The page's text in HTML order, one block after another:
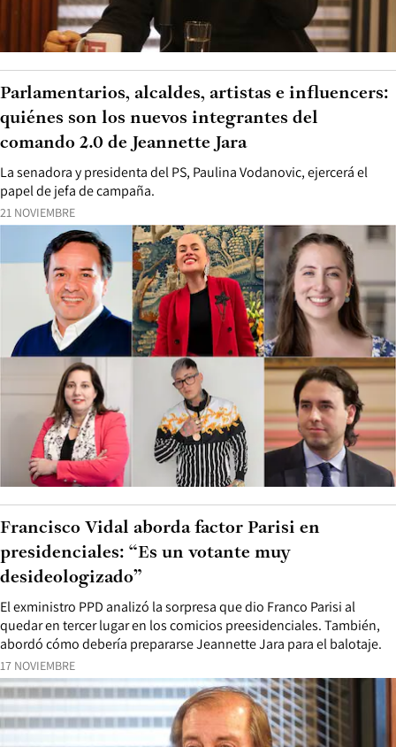
21 NOVIEMBRE
La senadora y presidenta del PS, Paulina Vodanovic, ejercerá el
papel de jefa de campaña.
Parlamentarios, alcaldes, artistas e influencers:
quiénes son los nuevos integrantes del
comando 2.0 de Jeannette Jara
17 NOVIEMBRE
El exministro PPD analizó la sorpresa que dio Franco Parisi al
quedar en tercer lugar en los comicios preesidenciales. También,
abordó cómo debería prepararse Jeannette Jara para el balotaje.
Francisco Vidal aborda factor Parisi en
presidenciales: “Es un votante muy
desideologizado”